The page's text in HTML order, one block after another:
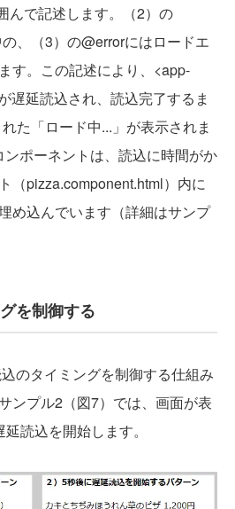
んで記述します。（2）の
、（3）の@errorにはロードエ
す。この記述により、<app-
遅延読込され、読込完了するま
た「ロード中...」が表示されま
ポーネントは、読込に時間がか
（pizza.component.html）内に
め込んでいます（詳細はサンプ
を制御する
のタイミングを制御する仕組み
ンプル2（図7）では、画面が表
読込を開始します。